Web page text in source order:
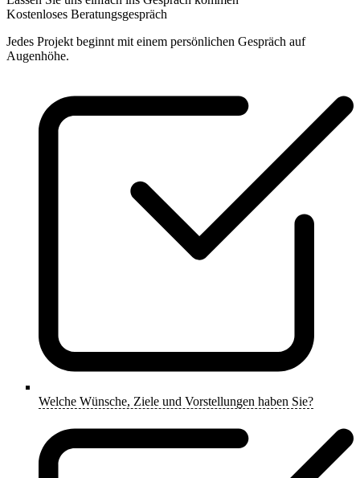
Kostenloses Beratungsgespräch
Jedes Projekt beginnt mit einem persönlichen Gespräch auf
Augenhöhe.
Welche Wünsche, Ziele und Vorstellungen haben Sie?